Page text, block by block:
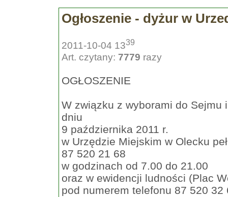
Ogłoszenie - dyżur w
2011-10-04 1339
Art. czytany: 7779 razy
OGŁOSZENIE
W związku z wyborami do
dniu
9 października 2011 r.
w Urzędzie Miejskim w Olecku
87 520 21 68
w godzinach od 7.00 do 21.00
oraz w ewidencji ludności (Plac
pod numerem telefonu 87 520 32